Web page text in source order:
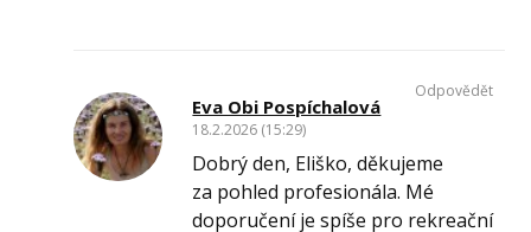
Eva Obi Pospíchalová
18.2.2026 (15:29)
Dobrý den, Eliško, děkujeme
za pohled profesionála. Mé
doporučení je spíše pro rekreační
Odpovědět